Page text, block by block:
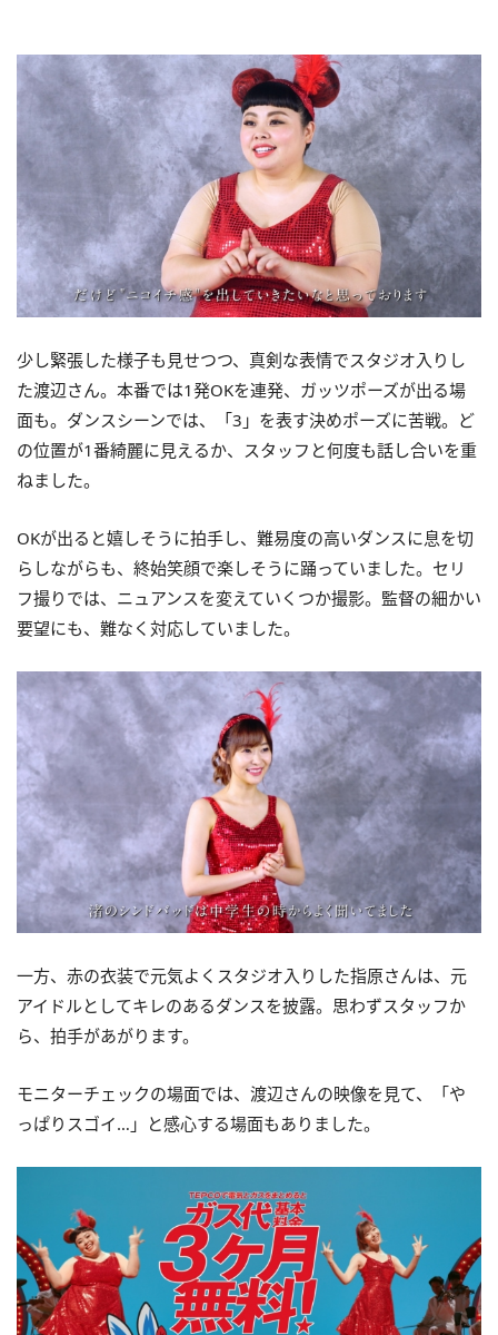
少し緊張した様子も見せつつ、真剣な表情でスタジオ入りし
た渡辺さん。本番では1発OKを連発、ガッツポーズが出る場
面も。ダンスシーンでは、「3」 を表す決めポーズに苦戦。ど
の位置が1番綺麗に見えるか、スタッフと何度も話し合いを重
ねました。
OKが出ると嬉しそうに拍手し、難易度の高いダンスに息を切
らしながらも、終始笑顔で楽しそうに踊っていました。セリ
フ撮りでは、ニュアンスを変えていくつか撮影。監督の細かい
要望にも、難なく対応していました。
一方、赤の衣装で元気よくスタジオ入りした指原さんは、元
アイドルとしてキレのあるダンスを披露。思わずスタッフか
ら、拍手があがります。
モニターチェックの場面では、渡辺さんの映像を見て、「や
っぱりスゴイ…」と感心する場面もありました。